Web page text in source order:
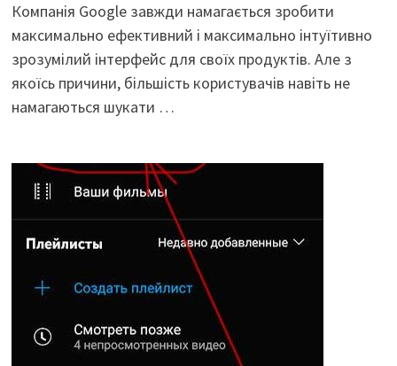
Компанія Google завжди намагається зробити
максимально ефективний і максимально інтуїтивно
зрозумілий інтерфейс для своїх продуктів. Але з
якоїсь причини, більшість користувачів навіть не
намагаються шукати …